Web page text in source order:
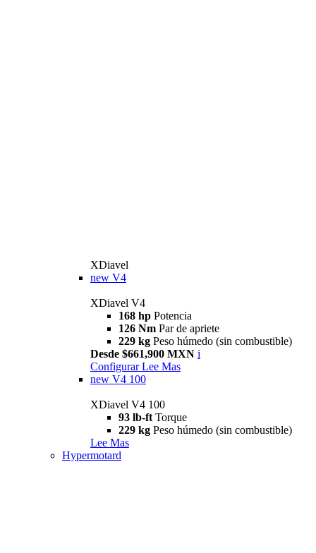
XDiavel
new V4
XDiavel V4
168 hp Potencia
126 Nm Par de apriete
229 kg Peso húmedo (sin combustible)
Desde $661,900 MXN i
Configurar Lee Mas
new V4 100
XDiavel V4 100
93 lb-ft Torque
229 kg Peso húmedo (sin combustible)
Lee Mas
Hypermotard